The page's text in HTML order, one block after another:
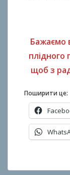
Бажаємо
щоб з
Поширити це:
п